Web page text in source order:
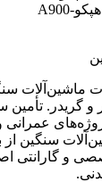
سنگین
تأمین سریع،
و معدنی.
از برندهای
اصالت کالا